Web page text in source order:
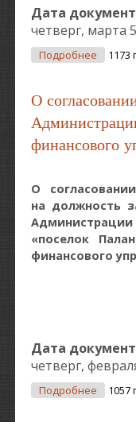
Дата
четверг, марта
Подробнее О О
1173
О
финансового
О
на должность
Администрации
«поселок
финансового
Дата
четверг,
Подробнее О О
1057